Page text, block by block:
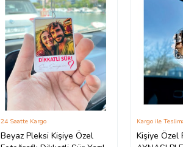
Beyaz Pleksi Kişiye Özel
24 Saatte Kargo
Kişiye Özel
Kargo ile